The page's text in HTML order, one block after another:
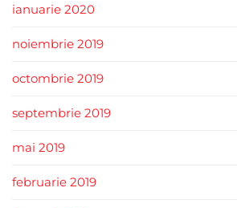
ianuarie 2020
noiembrie 2019
octombrie 2019
septembrie 2019
mai 2019
februarie 2019